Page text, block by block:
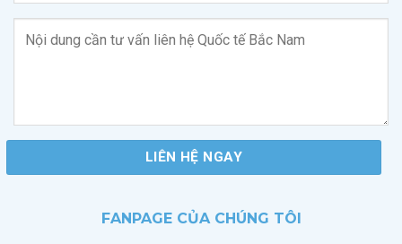
FANPAGE CỦA CHÚNG TÔI